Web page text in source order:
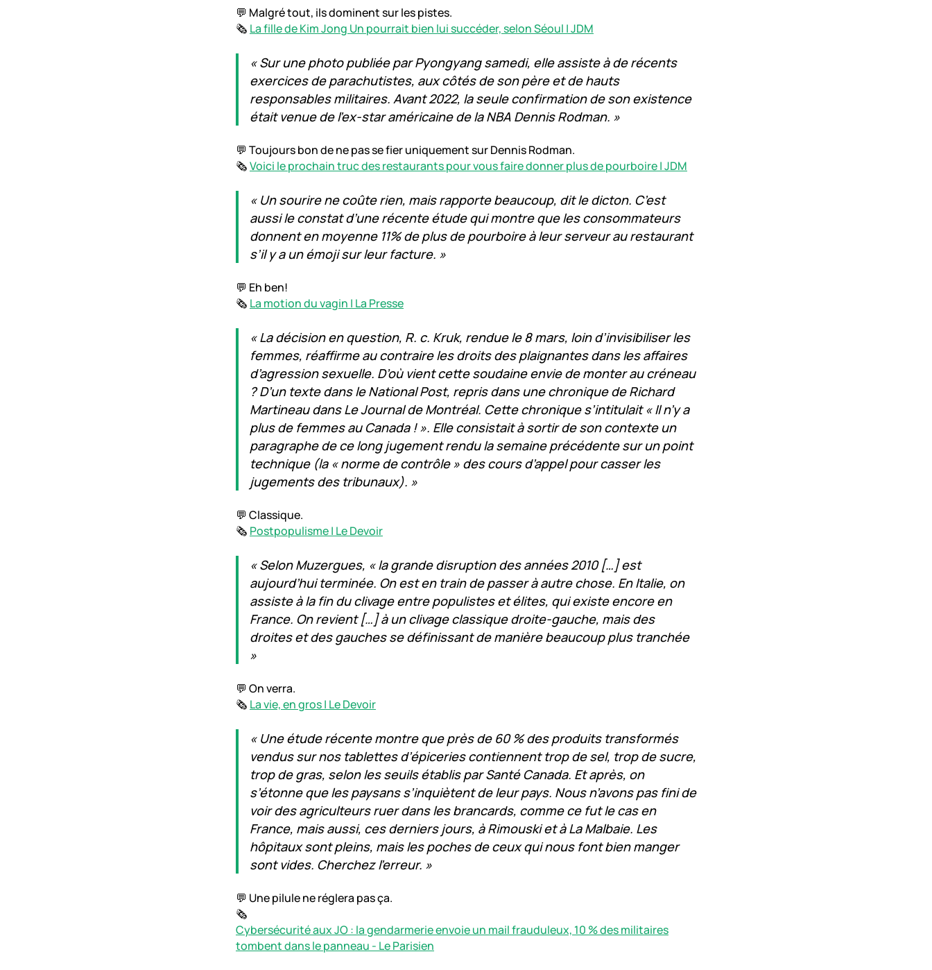
💬 Malgré tout, ils dominent sur les pistes.
🗞️ La fille de Kim Jong Un pourrait bien lui succéder, selon Séoul | JDM
« Sur une photo publiée par Pyongyang samedi, elle assiste à de récents
exercices de parachutistes, aux côtés de son père et de hauts
responsables militaires. Avant 2022, la seule confirmation de son existence
était venue de l’ex-star américaine de la NBA Dennis Rodman. »
💬 Toujours bon de ne pas se fier uniquement sur Dennis Rodman.
🗞️Voici le prochain truc des restaurants pour vous faire donner plus de pourboire | JDM
« Un sourire ne coûte rien, mais rapporte beaucoup, dit le dicton. C’est
aussi le constat d’une récente étude qui montre que les consommateurs
donnent en moyenne 11% de plus de pourboire à leur serveur au restaurant
s’il y a un émoji sur leur facture. »
💬 Eh ben!
🗞️ La motion du vagin | La Presse
« La décision en question, R. c. Kruk, rendue le 8 mars, loin d’invisibiliser les
femmes, réaffirme au contraire les droits des plaignantes dans les affaires
d’agression sexuelle. D’où vient cette soudaine envie de monter au créneau
? D’un texte dans le National Post, repris dans une chronique de Richard
Martineau dans Le Journal de Montréal. Cette chronique s’intitulait « Il n’y a
plus de femmes au Canada ! ». Elle consistait à sortir de son contexte un
paragraphe de ce long jugement rendu la semaine précédente sur un point
technique (la « norme de contrôle » des cours d’appel pour casser les
jugements des tribunaux). »
💬 Classique.
🗞️ Postpopulisme | Le Devoir
« Selon Muzergues, « la grande disruption des années 2010 […] est
aujourd’hui terminée. On est en train de passer à autre chose. En Italie, on
assiste à la fin du clivage entre populistes et élites, qui existe encore en
France. On revient […] à un clivage classique droite-gauche, mais des
droites et des gauches se définissant de manière beaucoup plus tranchée
»
💬 On verra.
🗞️ La vie, en gros | Le Devoir
« Une étude récente montre que près de 60 % des produits transformés
vendus sur nos tablettes d’épiceries contiennent trop de sel, trop de sucre,
trop de gras, selon les seuils établis par Santé Canada. Et après, on
s’étonne que les paysans s’inquiètent de leur pays. Nous n’avons pas fini de
voir des agriculteurs ruer dans les brancards, comme ce fut le cas en
France, mais aussi, ces derniers jours, à Rimouski et à La Malbaie. Les
hôpitaux sont pleins, mais les poches de ceux qui nous font bien manger
sont vides. Cherchez l’erreur. »
💬 Une pilule ne réglera pas ça.
🗞️
Cybersécurité aux JO : la gendarmerie envoie un mail frauduleux, 10 % des militaires
tombent dans le panneau - Le Parisien